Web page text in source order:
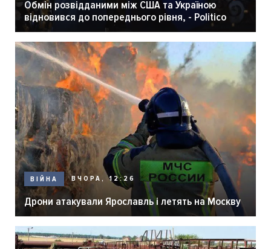
Обмін розвідданими між США та Україною
відновився до попереднього рівня, - Politico
ВІЙНА ВЧОРА, 12:26
Дрони атакували Ярославль і летять на Москву